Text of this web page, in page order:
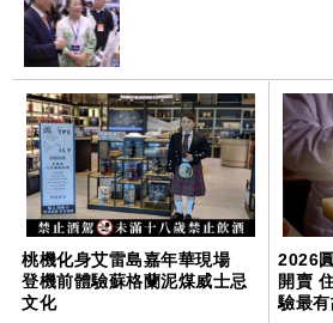
桃機化身艾雷島嘉年華現場
登機前體驗蘇格蘭泥煤威士忌
文化
2026
開賣
驗最